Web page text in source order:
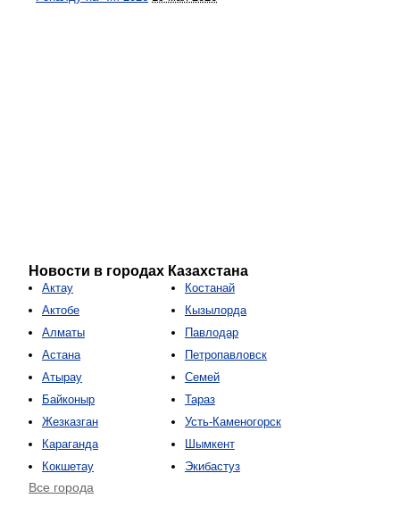
Новости в городах Казахстана
Актау
Актобе
Алматы
Астана
Атырау
Байконыр
Жезказган
Караганда
Кокшетау
Костанай
Кызылорда
Павлодар
Петропавловск
Семей
Тараз
Усть-Каменогорск
Шымкент
Экибастуз
Все города